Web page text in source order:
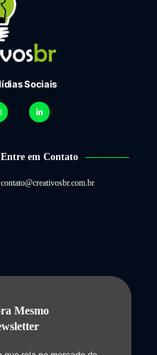
Sociais
Entre em Contato
contato@creativosbr.com.br
Mesmo